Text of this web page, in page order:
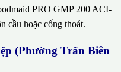
PRO GMP 200 ACI-
cầu hoặc cống thoát.
(Phường Trấn Biên